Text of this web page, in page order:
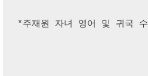
*주재원 자녀 영어 및 귀국